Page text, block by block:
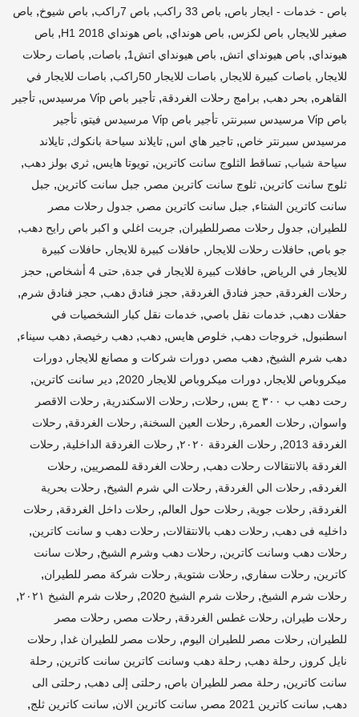
باص - خدمات - ايجار باص, باص 33 راكب , باص 7راكب , باص شيوخ, باص
صغير للايجار , باص لكزس, باص هونداي, باص هونداي H1 2018 , باص
هيونداي, باص هيونداي اتش, باص هيونداي اتش1 , باصات, باصات رحلات
للايجار , باصات كبيرة للايجار , باصات للايجار 50راكب , باصات للايجار في
القاهره, بحر دهب, برامج رحلات الغردقة, تأجير باص Vi̇p مرسيدس , تأجير
باص Vi̇p مرسيدس سبرنتر
, تأجير باص Vi̇p مرسيدس فيتو , تأجير
مرسيدس سبرنتر خاص, تاجير هاي اس, تايلاند سياحة بانكوك, تايلاند
سياحة شباب, تساقط الثلوج سانت كاترين, تويوتا هايس, ثري بولز دهب,
ثلوج سانت كاترين, ثلوج سانت كاترين مصر , جبل سانت كاترين, جبل
سانت كاترين الشتاء, جبل سانت كاترين مصر , جدول رحلات مصر
للطيران, جدول رحلات مصرللطيران, جربت اغلي و اكبر باص رايح دهب,
جو باص, حافلات رحلات للايجار , حافلات كبيرة للايجار , حافلات كبيرة
للايجار في الرياض, حافلات كبيرة للايجار في جدة, حتى 4 أشخاص , حجز
رحلات الغردقة, حجز فنادق الغردقة, حجز فنادق دهب, حجز فنادق شرم,
حفلات دهب, خدمات نقل باصي, خدمات نقل كبار الشخصيات في
اسطنبول, خروجات دهب, خلوص هايس, دهب, دهب رخيصة, دهب سيناء,
دهب شرم الشيخ, دهب مصر , دورات شركات و مصانع للايجار , دورات
ميكروباص للايجار , دورات ميكروباص للايجار 2020 , دير سانت كاترين,
رحت دهب ب ٣٠٠ ج بس , رحلات, رحلات الاسكندرية, رحلات الاقصر
واسوان, رحلات العمرة, رحلات العين السخنة, رحلات الغردقة, رحلات
الغردقة 2013
, رحلات الغردقة ٢٠٢٠ , رحلات الغردقة الداخلية, رحلات
الغردقة بالانتقالات رحلات دهب, رحلات الغردقة للمصريين, رحلات
الغردقه, رحلات الي الغردقة, رحلات الي شرم الشيخ, رحلات بحرية
الغردقة, رحلات جوية, رحلات حول العالم, رحلات داخل الغردقة, رحلات
داخليه فى دهب, رحلات دهب بالانتقالات, رحلات دهب و سانت كاترين,
رحلات دهب وسانت كاترين, رحلات دهب وشرم الشيخ, رحلات سانت
كاترين, رحلات سفاري, رحلات شتوية, رحلات شركة مصر للطيران,
رحلات شرم الشيخ, رحلات شرم الشيخ 2020 , رحلات شرم الشيخ ٢٠٢١ ,
رحلات طيران, رحلات غطس الغردقة, رحلات مصر , رحلات مصر
للطيران, رحلات مصر للطيران اليوم, رحلات مصر للطيران غدا, رحلات
نايل كروز , رحلة دهب, رحلة دهب وسانت كاترين سانت كاترين, رحلة
سانت كاترين, رحلة مصر للطيران باص, رحلتى إلى دهب, رحلتى الى
دهب, سانت كاترين 2021 مصر , سانت كاترين الان, سانت كاترين ثلج,